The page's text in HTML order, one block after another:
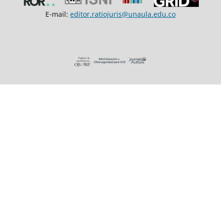
E-mail: editor.ratiojuris@unaula.edu.co